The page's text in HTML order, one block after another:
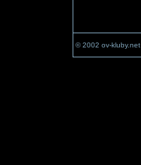
© 2002 ov-kluby.net